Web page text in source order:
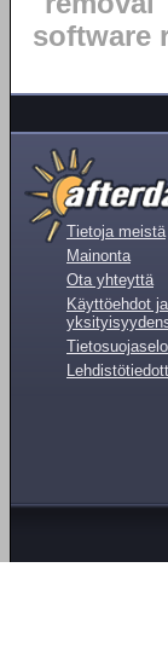
software
Tietoja meistä
Mainonta
Ota yhteyttä
Käyttöehdot